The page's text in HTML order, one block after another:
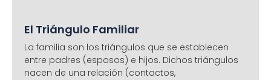
El Triángulo Familiar
La familia son los triángulos que se establecen
entre padres (esposos) e hijos. Dichos triángulos
nacen de una relación (contactos,